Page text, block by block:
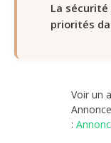
La
priorités
Voir un
: